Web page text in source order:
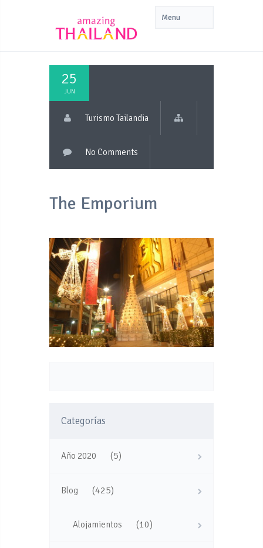
25
JUN
Turismo Tailandia
No Comments
The Emporium
Categorías
Año 2020 (5)
Blog (425)
Alojamientos (10)